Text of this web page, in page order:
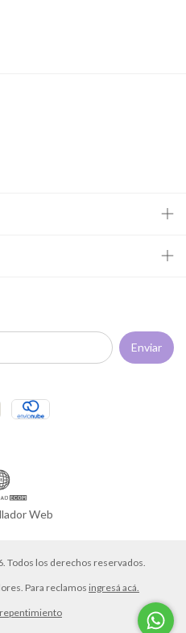
Web
Todos los derechos reservados.
Para reclamos ingresá acá.